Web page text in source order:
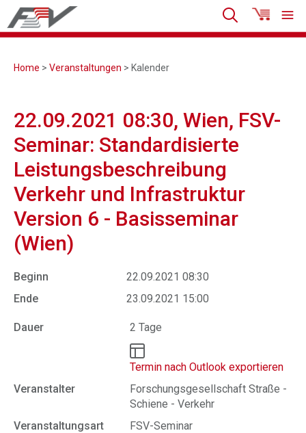
Home > Veranstaltungen > Kalender
22.09.2021 08:30, Wien, FSV-
Seminar: Standardisierte
Leistungsbeschreibung
Verkehr und Infrastruktur
Version 6 - Basisseminar
(Wien)
Beginn
22.09.2021 08:30
Ende
23.09.2021 15:00
Dauer 2 Tage
Termin nach Outlook exportieren
Veranstalter
Forschungsgesellschaft Straße -
Schiene - Verkehr
Veranstaltungsart
FSV-Seminar